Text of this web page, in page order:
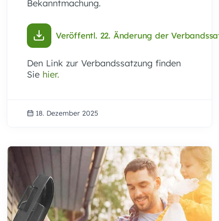
Bekanntmachung.
Veröffentl. 22. Änderung der
Den Link zur Verbandssatzung finden
Sie hier.
18. Dezember 2025